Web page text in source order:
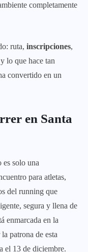
completamente
ruta, inscripciones,
lo que hace tan
convertido en un
en Santa
solo una
para atletas,
del running que
segura y llena de
enmarcada en la
patrona de esta
el 13 de diciembre.